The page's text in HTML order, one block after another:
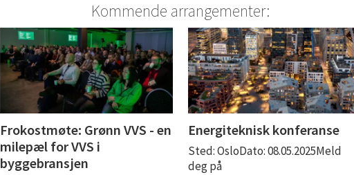
Kommende arrangementer:
Frokostmøte: Grønn VVS - en
milepæl for VVS i
byggebransjen
Energiteknisk konferanse
Sted: OsloDato: 08.05.2025Meld
deg på